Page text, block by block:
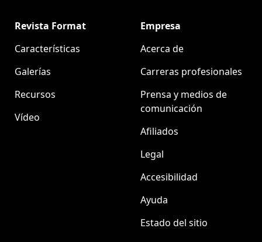
Revista Format
Características
Galerías
Recursos
Vídeo
Empresa
Acerca de
Carreras profesionales
Prensa y medios de
comunicación
Afiliados
Legal
Accesibilidad
Ayuda
Estado del sitio